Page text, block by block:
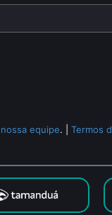
nossa equipe. |Termos